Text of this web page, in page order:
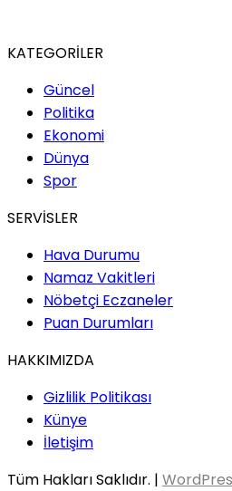
KATEGORİLER
Güncel
Politika
Ekonomi
Dünya
Spor
SERVİSLER
Hava Durumu
Namaz Vakitleri
Nöbetçi Eczaneler
Puan Durumları
HAKKIMIZDA
Gizlilik Politikası
Künye
İletişim
Tüm Hakları Saklıdır. |